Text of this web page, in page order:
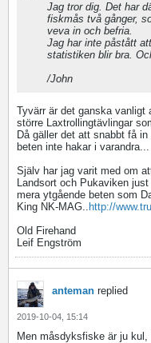
Jag tror dig. Det har
fiskmås två gånger,
veva in och befria.
Jag har inte påstått
statistiken blir bra.
/John
Tyvärr är det ganska
större Laxtrollingtävlingar
Då gäller det att snabbt få
beten inte hakar i varandra...
Själv har jag varit med om
Landsort och Pukaviken
mera ytgående beten som
King NK-MAG.. http://
Old Firehand
Leif Engström
anteman replied
2019-10-04, 15:14
Men måsdyksfiske är ju